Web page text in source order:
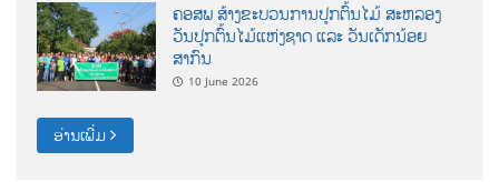
ຄອສພ ສ້າງຂະບວນການປູກຕົ້ນໄມ້ ສະຫລອງ
ວັນປູກຕົ້ນໄມ້ແຫ່ງຊາດ ແລະ ວັນເດັກນ້ອຍ
ສາກົນ
10 June 2026
ອ່ານເພີ່ມ